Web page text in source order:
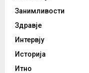
Занимливости
Здравје
Интервју
Историја
Итно